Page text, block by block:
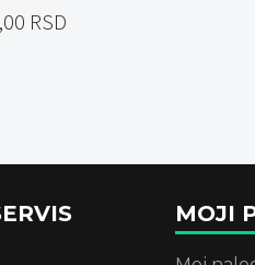
RSD
MOJI